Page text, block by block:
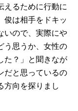
えるために行動に
俊は相手をドキッ
いので、実際にや
う思うか、女性の
た？」と聞きなが
だと思っているの
方向を探りまし